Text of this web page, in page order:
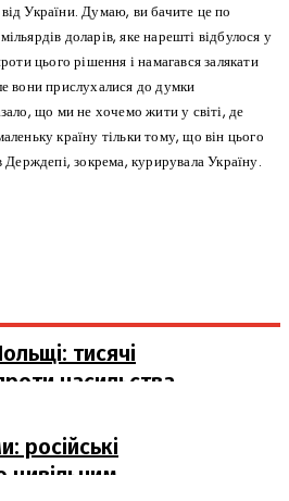
України. Думаю, ви бачите це по
доларів, яке нарешті відбулося у
цього рішення і намагався залякати
вони прислухалися до думки
що ми не хочемо жити у світі, де
країну тільки тому, що він цього
зокрема, курирувала Україну.
тисячі
насильства
російські
цивільним